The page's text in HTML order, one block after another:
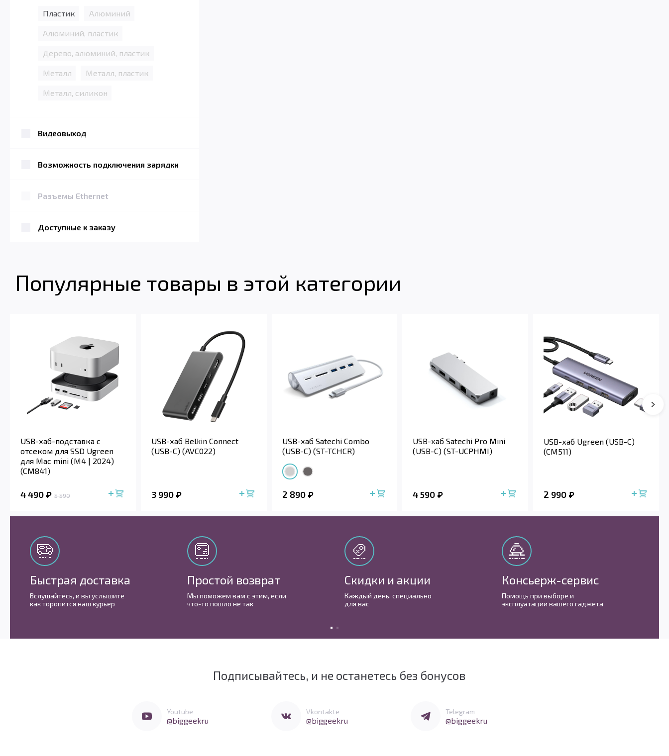
Пластик
Алюминий
Алюминий, пластик
Дерево, алюминий, пластик
Металл Металл, пластик
Металл, силикон
Видеовыход
Возможность подключения зарядки
Разъемы Ethernet
Доступные к заказу
Популярные товары в этой категории
USB-хаб-подставка с
отсеком для SSD Ugreen
для Mac mini (M4 | 2024)
(CM841)
4 490 5 590
USB-хаб Belkin Connect
(USB-C) (AVC022)
3 990
USB-хаб Satechi Combo
(USB-C) (ST-TCHCR)
2 890
USB-хаб Satechi Pro Mini
(USB-C) (ST-UCPHMI)
4 590
USB-хаб Ugreen (USB-C)
(CM511)
2 990
Быстрая доставка
Вслушайтесь, и вы услышите
как торопится наш курьер
Простой возврат
Мы поможем вам с этим, если
что-то пошло не так
Скидки и акции
Каждый день, cпециально
для вас
Консьерж-сервис
Помощь при выборе и
эксплуатации вашего гаджета
Подписывайтесь, и не останетесь без бонусов
Youtube
@biggeekru
Vkontakte
@biggeekru
Telegram
@biggeekru